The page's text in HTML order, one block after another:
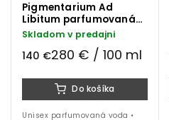
Pigmentarium Ad
Libitum parfumovaná
voda 50 ml
Skladom v predajni
140 €280 € / 100 ml
Do košíka
Unisex parfumovaná voda •